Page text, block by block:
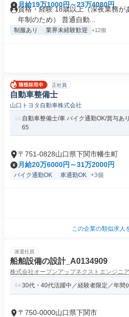
月給19万1000円～23万4080円
資格・経験 18歳以上（深夜業務が
年制のため） 普通自動...
制服あり 業界未経験歓迎 +12個
正社員
自動車整備士
山口トヨタ自動車株式会社
自動車整備士/車 バイク通勤OK/賞与あ
65
〒751-0828山口県下関市幡生町
月給20万6000円～31万2000円
バイク通勤OK 車通勤OK +3個
この企業の類似求人
派遣社員
船舶設備の設計_A0134909
株式会社オープンアップネクストエンジニア
30代・40代活躍中／経験者限定／年間
〒750-0000山口県下関市